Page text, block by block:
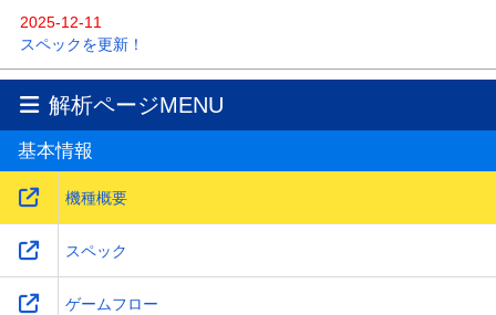
2025-12-11
スペックを更新！
2025-12-10
大当り中演出(通常時)を更新！
2020-11-25
機種概要を更新！
解析ページMENU
基本情報
機種概要
スペック
ゲームフロー